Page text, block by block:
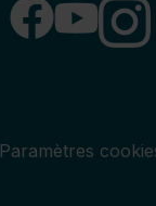
Paramètres